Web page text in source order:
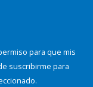
para que mis
suscribirme para